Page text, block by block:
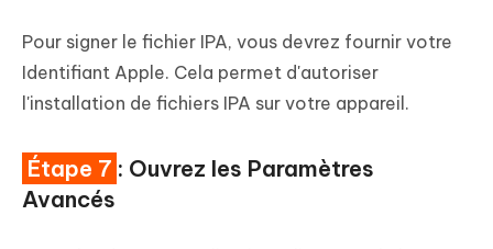
Pour signer le fichier IPA, vous devrez fournir votre
Identifiant Apple. Cela permet d'autoriser
l'installation de fichiers IPA sur votre appareil.
Étape 7 : Ouvrez les Paramètres
Avancés